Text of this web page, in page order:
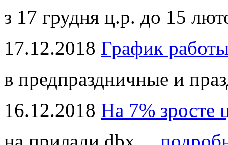
з 17 грудня ц.р. до 15
17.12.2018 График
в предпраздничные и
16.12.2018 На 7% зросте